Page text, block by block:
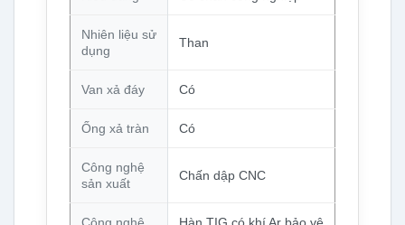
Nhiên liệu sử
dụng
Than
Van xả đáy Có
Ống xả tràn Có
Công nghệ
sản xuất
Chấn dập CNC
Công nghệ Hàn TIG có khí Ar bảo vệ